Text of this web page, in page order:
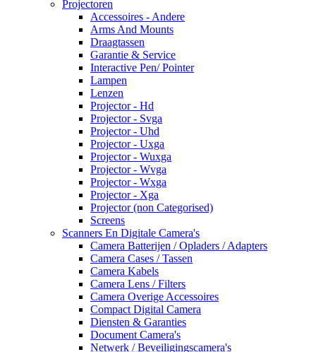
Projectoren
Accessoires - Andere
Arms And Mounts
Draagtassen
Garantie & Service
Interactive Pen/ Pointer
Lampen
Lenzen
Projector - Hd
Projector - Svga
Projector - Uhd
Projector - Uxga
Projector - Wuxga
Projector - Wvga
Projector - Wxga
Projector - Xga
Projector (non Categorised)
Screens
Scanners En Digitale Camera's
Camera Batterijen / Opladers / Adapters
Camera Cases / Tassen
Camera Kabels
Camera Lens / Filters
Camera Overige Accessoires
Compact Digital Camera
Diensten & Garanties
Document Camera's
Netwerk / Beveiligingscamera's